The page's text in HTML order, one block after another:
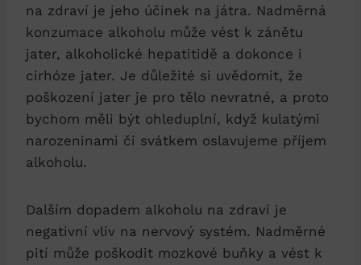
na zdraví je jeho účinek na játra. Nadměrná
konzumace alkoholu může vést k zánětu
jater, alkoholické hepatitidě a dokonce i
cirhóze jater. Je důležité si uvědomit, že
poškození jater je pro tělo nevratné, a proto
bychom měli být ohleduplní, když kulatými
narozeninami či svátkem oslavujeme příjem
alkoholu.
Dalším dopadem alkoholu na zdraví je
negativní vliv na nervový systém. Nadměrné
pití může poškodit mozkové buňky a vést k